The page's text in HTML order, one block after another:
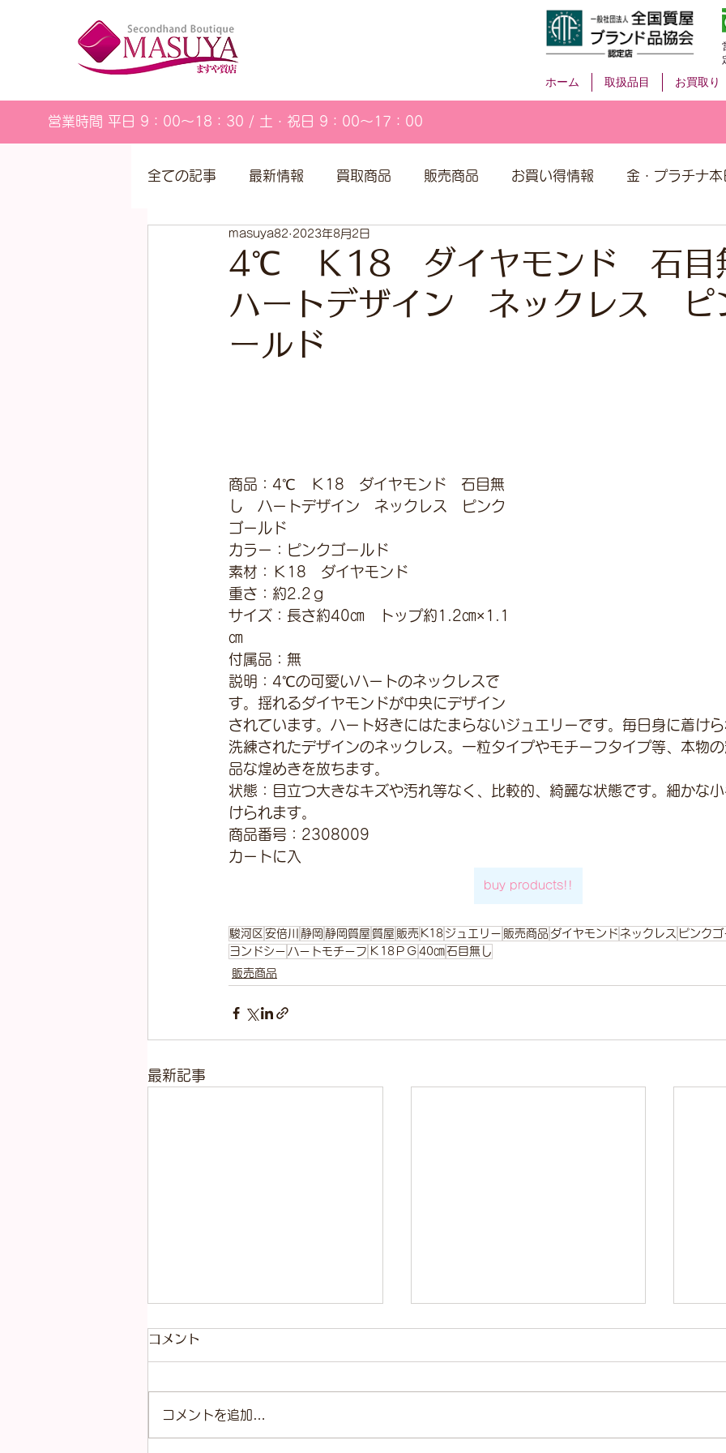
ホーム 取扱品目 お買取り
営業時間 平日 9：00～18：30 / 土・祝日 9：00～17：00
全ての記事 最新情報 買取商品 販売商品 お買い得情報 金・プラチナ
営業カレンダー
4℃ Ｋ18 ダイヤモンド 石目
ハートデザイン ネックレス ピ
ールド
masuya82 2023年8月2日
商品：4℃　Ｋ18　ダイヤモンド　石目無
し　ハートデザイン　ネックレス　ピンク
ゴールド
カラー：ピンクゴールド
素材：Ｋ18　ダイヤモンド
重さ：約2.2ｇ
サイズ：長さ約40㎝　トップ約1.2㎝×1.1
㎝
付属品：無
説明：4℃の可愛いハートのネックレスで
す。揺れるダイヤモンドが中央にデザイン
されています。ハート好きにはたまらないジュエリーです。毎日身に着け
洗練されたデザインのネックレス。一粒タイプやモチーフタイプ等、本物
品な煌めきを放ちます。
状態：目立つ大きなキズや汚れ等なく、比較的、綺麗な状態です。細かな
けられます。
商品番号：2308009
カートに入
buy products!!
駿河区 安倍川 静岡 静岡質屋 質屋 販売 K18 ジュエリー 販売商品 ダイヤモンド ネックレス ピンク
ヨンドシー ハートモチーフ Ｋ18ＰＧ 40㎝ 石目無し
販売商品
最新記事
コメント
コメントを追加…